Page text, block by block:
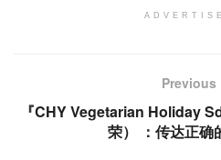
Previous
『CHY Vegetarian Holiday
荣） ：传达正确